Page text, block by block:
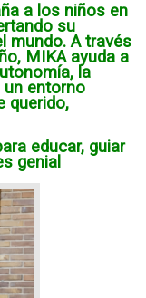
a los niños en
su
mundo. A través
MIKA ayuda a
la
un entorno
querido,
educar, guiar
genial